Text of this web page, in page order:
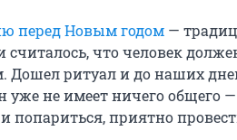
перед Новым годом —
считалось, что человек
Дошел ритуал и до наших
не имеет ничего общего
попариться, приятно